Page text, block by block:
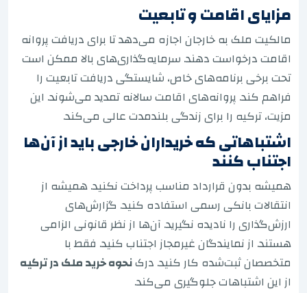
مزایای اقامت و تابعیت
مالکیت ملک به خارجان اجازه می‌دهد تا برای دریافت پروانه
اقامت درخواست دهند. سرمایه‌گذاری‌های بالا ممکن است
تحت برخی برنامه‌های خاص، شایستگی دریافت تابعیت را
فراهم کند. پروانه‌های اقامت سالانه تمدید می‌شوند. این
مزیت، ترکیه را برای زندگی بلندمدت عالی می‌کند.
اشتباهاتی که خریداران خارجی باید از آن‌ها
اجتناب کنند
همیشه بدون قرارداد مناسب پرداخت نکنید. همیشه از
انتقالات بانکی رسمی استفاده کنید. گزارش‌های
ارزش‌گذاری را نادیده نگیرید. آن‌ها از نظر قانونی الزامی
هستند. از نمایندگان غیرمجاز اجتناب کنید. فقط با
متخصصان ثبت‌شده کار کنید. درکنحوه خرید ملک در ترکیه
از این اشتباهات جلوگیری می‌کند.